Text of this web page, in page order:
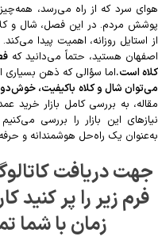
هوای سرد که از راه می‌رسد،
پوشش مردم. در این فصل، شال و
از استایل روزانه، اهمیت پیدا
اصفهان هستید، حتماً می‌دانید که
کلاه است.اما سؤالی که ذهن بسیاری
می‌توان شال و کلاه باکیفیت،
مقاله، به بررسی کامل بازار خرید
نیازهای این بازار را بررسی
به‌عنوان یک راه‌حل هوشمندانه و
جهت دریافت
فرم زیر را پر کنید
زمان با شما